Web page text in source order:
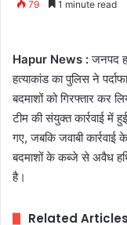
79 1 minute read
Hapur News :जनपद
हत्याकांड का पुलिस ने
बदमाशों को गिरफ्तार कर
टीम की संयुक्त कार्रवाई में
गए, जबकि जवाबी
बदमाशों के कब्जे से अवैध
है।
Related Articles